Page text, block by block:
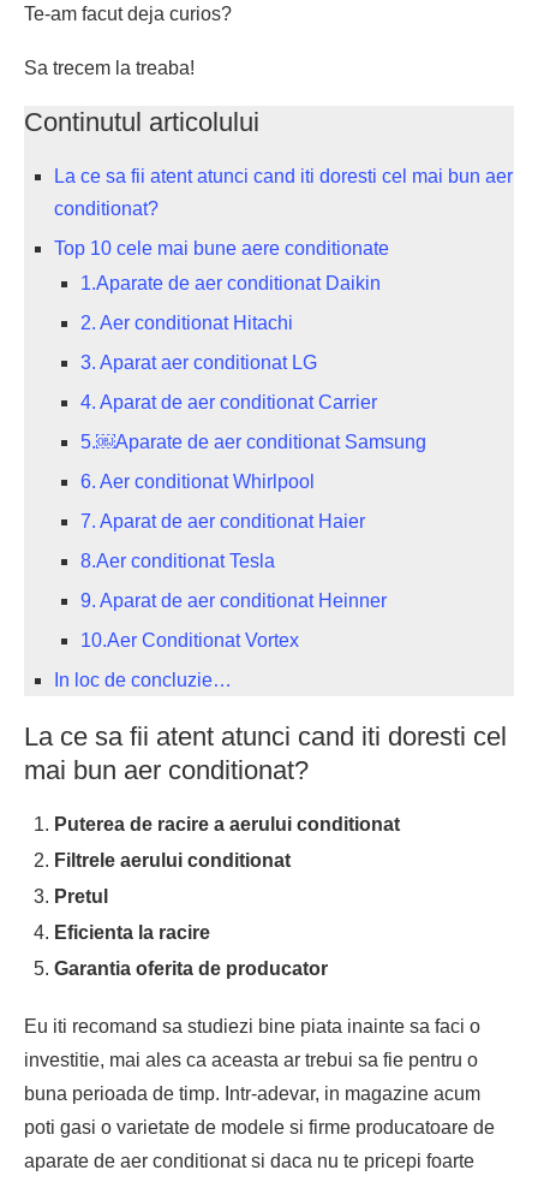
Te-am facut deja curios?
Sa trecem la treaba!
Continutul articolului
La ce sa fii atent atunci cand iti doresti cel mai bun aer
conditionat?
Top 10 cele mai bune aere conditionate
1.Aparate de aer conditionat Daikin
2. Aer conditionat Hitachi
3. Aparat aer conditionat LG
4. Aparat de aer conditionat Carrier
5.￼Aparate de aer conditionat Samsung
6. Aer conditionat Whirlpool
7. Aparat de aer conditionat Haier
8.Aer conditionat Tesla
9. Aparat de aer conditionat Heinner
10.Aer Conditionat Vortex
In loc de concluzie…
La ce sa fii atent atunci cand iti doresti cel
mai bun aer conditionat?
Puterea de racire a aerului conditionat
Filtrele aerului conditionat
Pretul
Eficienta la racire
Garantia oferita de producator
Eu iti recomand sa studiezi bine piata inainte sa faci o
investitie, mai ales ca aceasta ar trebui sa fie pentru o
buna perioada de timp. Intr-adevar, in magazine acum
poti gasi o varietate de modele si firme producatoare de
aparate de aer conditionat si daca nu te pricepi foarte